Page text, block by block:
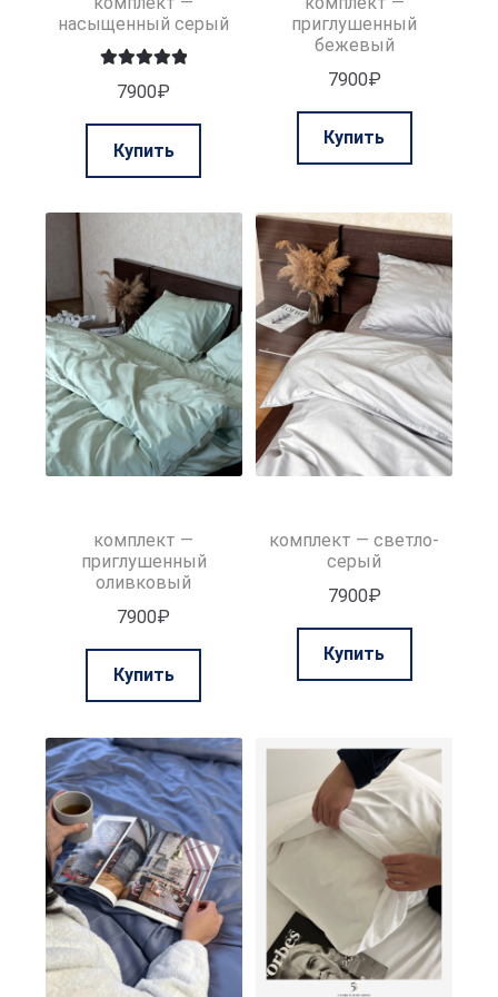
насыщенный серый
7900₽
Купить
несколько
вариаций.
Опции
можно
выбрать
на
странице
товара.
приглушенный
бежевый
7900₽
Купить
вариаций.
Опции
можно
выбрать
на
странице
товара.
комплект —
приглушенный
оливковый
7900₽
Купить
несколько
вариаций.
Опции
можно
выбрать
на
странице
товара.
комплект — светло-
серый
7900₽
Купить
вариаций.
Опции
можно
выбрать
на
странице
товара.